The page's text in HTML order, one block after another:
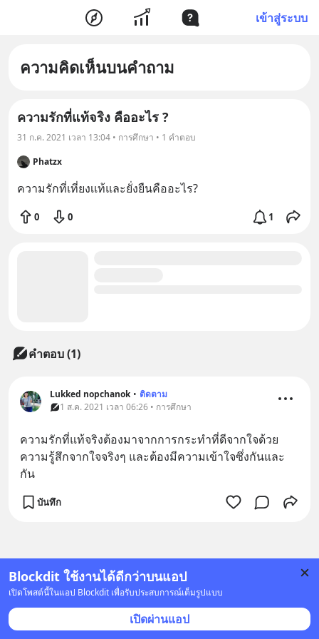
เข้าสู่ระบบ
ความคิดเห็นบนคำถาม
Blockdit ใช้งานได้ดีกว่าบนแอป
เปิดโพสต์นี้ในแอป Blockdit เพื่อรับประสบการณ์เต็มรูปแบบ
เปิดผ่านแอป
ความรักที่แท้จริง คืออะไร ?
31 ก.ค. 2021 เวลา 13:04 • การศึกษา • 1 คำตอบ
Phatzx
ความรักที่เที่ยงเเท้และยั่งยืนคืออะไร?
0 0 1
คำตอบ (1)
Lukked nopchanok • ติดตาม
1 ส.ค. 2021 เวลา 06:26 • การศึกษา
ความรักที่แท้จริงต้องมาจากการกระทำที่ดีจากใจด้วย
ความรู้สึกจากใจจริงๆ และต้องมีความเข้าใจซึ่งกันและ
กัน
บันทึก